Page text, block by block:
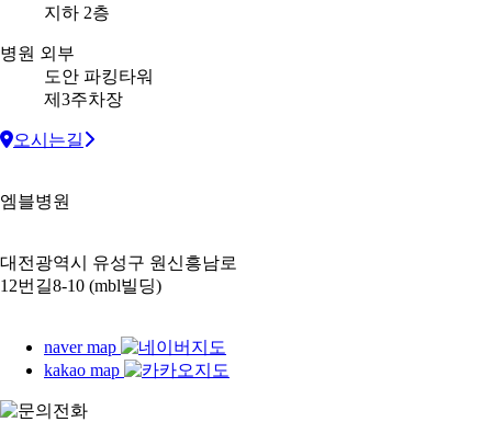
지하 2층
병원 외부
도안 파킹타워
제3주차장
오시는길
엠블병원
대전광역시 유성구 원신흥남로
12번길8-10 (mbl빌딩)
naver map
kakao map